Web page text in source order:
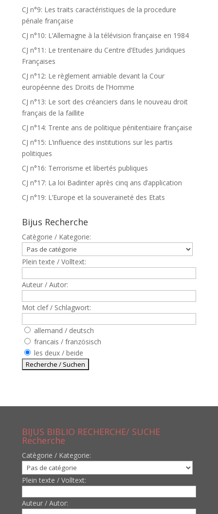
CJ n°9: Les traits caractéristiques de la procedure
pénale française
CJ n°10: L’Allemagne à la télévision française en 1984
CJ n°11: Le trentenaire du Centre d’Etudes Juridiques
Françaises
CJ n°12: Le règlement amiable devant la Cour
européenne des Droits de l’Homme
CJ n°13: Le sort des créanciers dans le nouveau droit
français de la faillite
CJ n°14: Trente ans de politique pénitentiaire française
CJ n°15: L’influence des institutions sur les partis
politiques
CJ n°16: Terrorisme et libertés publiques
CJ n°17: La loi Badinter après cinq ans d’application
CJ n°19: L’Europe et la souveraineté des Etats
Bijus Recherche
Catègorie / Kategorie:
Plein texte / Volltext:
Auteur / Autor:
Mot clef / Schlagwort:
allemand / deutsch
francais / französisch
les deux / beide
BIJUS BIBLIO RECHERCHE/ SUCHE
Recherche
Catègorie / Kategorie:
Plein texte / Volltext:
Auteur / Autor: